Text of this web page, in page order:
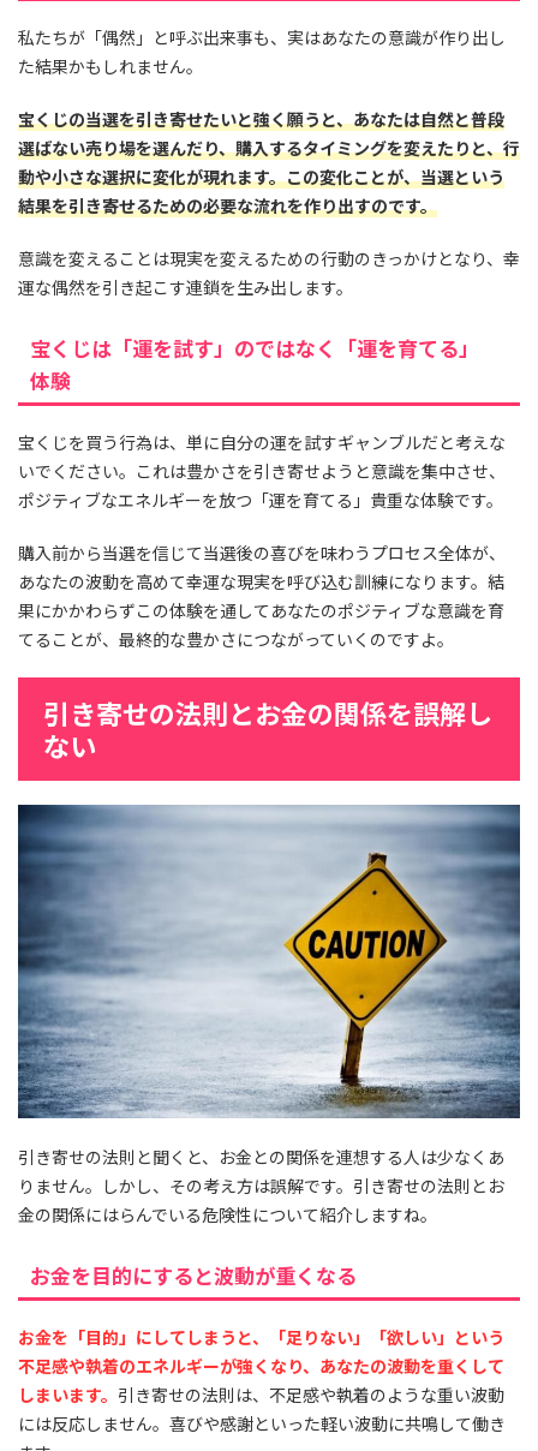
私たちが「偶然」と呼ぶ出来事も、実はあなたの意識が作り出し
た結果かもしれません。
宝くじの当選を引き寄せたいと強く願うと、あなたは自然と普段
選ばない売り場を選んだり、購入するタイミングを変えたりと、行
動や小さな選択に変化が現れます。この変化ことが、当選という
結果を引き寄せるための必要な流れを作り出すのです。
意識を変えることは現実を変えるための行動のきっかけとなり、幸
運な偶然を引き起こす連鎖を生み出します。
宝くじは「運を試す」のではなく「運を育てる」
体験
宝くじを買う行為は、単に自分の運を試すギャンブルだと考えな
いでください。これは豊かさを引き寄せようと意識を集中させ、
ポジティブなエネルギーを放つ「運を育てる」貴重な体験です。
購入前から当選を信じて当選後の喜びを味わうプロセス全体が、
あなたの波動を高めて幸運な現実を呼び込む訓練になります。結
果にかかわらずこの体験を通してあなたのポジティブな意識を育
てることが、最終的な豊かさにつながっていくのですよ。
引き寄せの法則とお金の関係を誤解し
ない
引き寄せの法則と聞くと、お金との関係を連想する人は少なくあ
りません。しかし、その考え方は誤解です。引き寄せの法則とお
金の関係にはらんでいる危険性について紹介しますね。
お金を目的にすると波動が重くなる
お金を「目的」にしてしまうと、「足りない」「欲しい」という
不足感や執着のエネルギーが強くなり、あなたの波動を重くして
しまいます。 引き寄せの法則は、不足感や執着のような重い波動
には反応しません。喜びや感謝といった軽い波動に共鳴して働き